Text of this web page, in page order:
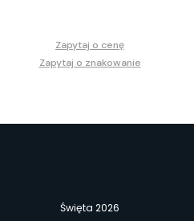
Zapytaj o cenę
Zapytaj o znakowanie
Święta 2026